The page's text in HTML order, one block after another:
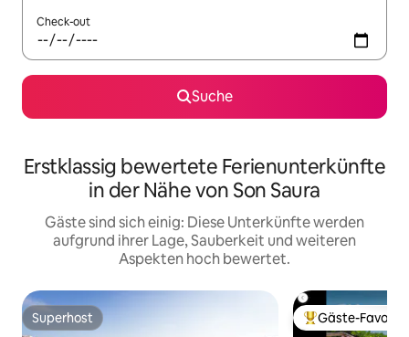
Check-out
Suche
Erstklassig bewertete Ferienunterkünfte
in der Nähe von Son Saura
Gäste sind sich einig: Diese Unterkünfte werden
aufgrund ihrer Lage, Sauberkeit und weiteren
Aspekten hoch bewertet.
Superhost
Superhost Beliebter Gäste-
Gäste-Favorit